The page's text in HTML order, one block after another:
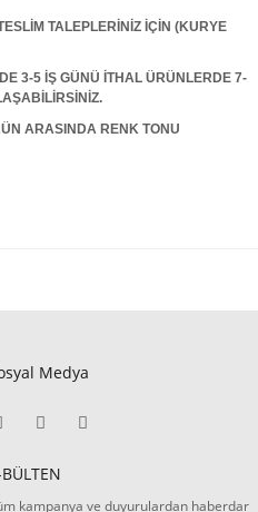
TALEPLERİNİZ İÇİN (KURYE
3-5 İŞ GÜNÜ İTHAL ÜRÜNLERDE 7-
ARASINDA RENK TONU
Medya
kampanya ve duyurulardan haberdar